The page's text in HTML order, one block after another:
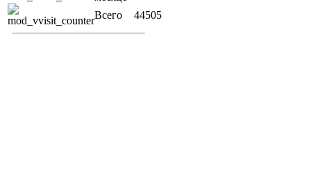
Всего
44505